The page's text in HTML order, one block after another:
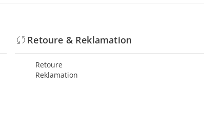
Retoure & Reklamation
Retoure
Reklamation